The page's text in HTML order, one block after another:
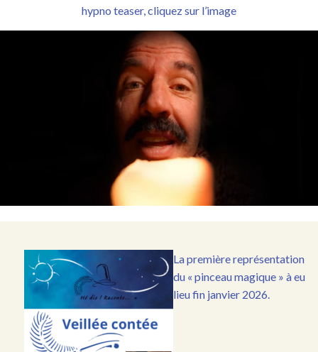
hypno teaser, cliquez sur l’image
La première représentation
du « pinceau magique » à eu
lieu fin janvier 2026.